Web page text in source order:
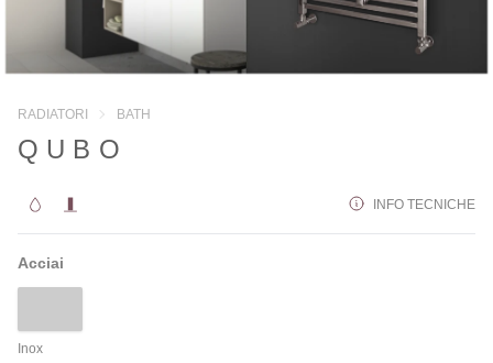
RADIATORI BATH
QUBO
INFO TECNICHE
Acciai
Inox